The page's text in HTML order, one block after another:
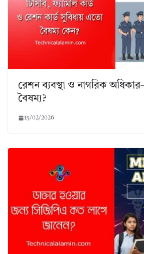
রেশন ব্যবস্থা ও নাগরিক
বৈষম্য?
15/02/2026